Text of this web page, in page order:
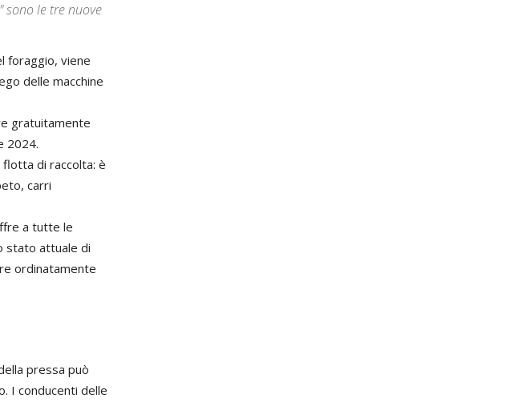
sono le tre nuove
foraggio, viene
delle macchine
gratuitamente
2024.
flotta di raccolta: è
, carri
a tutte le
stato attuale di
ordinatamente
pressa può
. I conducenti delle